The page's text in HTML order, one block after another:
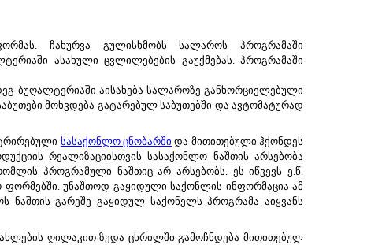
ჩახურვა გულისხმობს სალაროს პროგრამაში
ასახული ცვლილებების გაუქმებას. პროგრამაში
ბუღალტერიაში აისახება სალაროზე განხორციელებული
მოხვდება გატარებულ საბუთებში და ავტომატურად
სასაქონლო ცნობარში და მითითებული ჰქონდეს
რეალიზაციისთვის სასაქონლო ნაშთის არსებობა
პროგრამული ნაშთიც არ არსებობს. ეს იწვევს ე.წ.
უნაშთოდ გაყიდული საქონლის ინფორმაცია ამ
ნაშთის გარეშე გაყიდულ საქონელს პროგრამა აიყვანს
ღილაკით ზედა ცხრილში გამოჩნდება მითითებულ